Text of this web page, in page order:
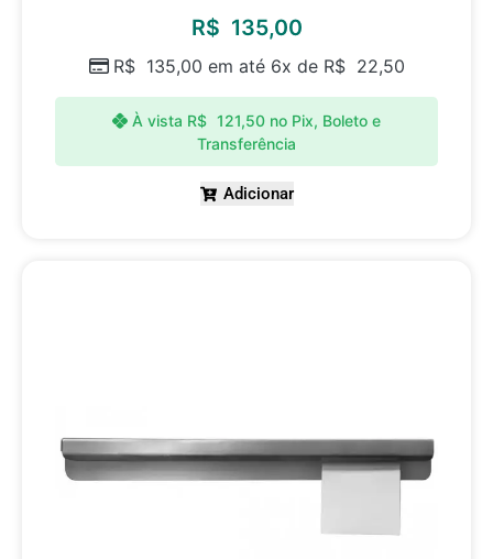
R$ 135,00
R$ 135,00 em até 6x de R$ 22,50
À vista R$ 121,50 no Pix, Boleto e
Transferência
Adicionar